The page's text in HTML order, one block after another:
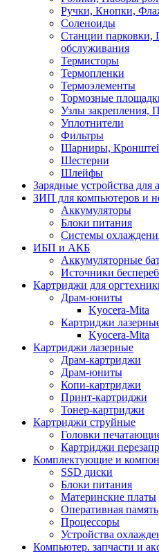
Ручки, Кнопки,
Соленоиды
Станции парковки,
обслуживания
Термисторы
Термопленки
Термоэлементы
Тормозные
Узлы закрепления,
Уплотнители
Фильтры
Шарниры,
Шестерни
Шлейфы
Зарядные устройства для
ЗИП для компьютеров и
Аккумуляторы
Блоки питания
Системы
ИБП и АКБ
Аккумуляторные
Источники
Картриджи для
Драм-юниты
Kyocera-Mita
Картриджи
Kyocera-Mita
Картриджи лазерные
Драм-картриджи
Драм-юниты
Копи-картриджи
Принт-картриджи
Тонер-картриджи
Картриджи струйные
Головки
Картриджи
Комплектующие и
SSD диски
Блоки питания
Материнские платы
Оперативная память
Процессоры
Устройства
Компьютер. запчасти и